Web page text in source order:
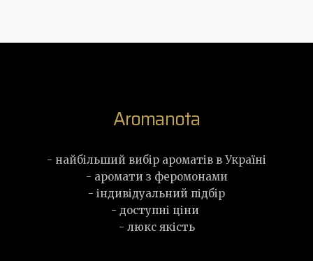
Aromanota
- найбільший вибір ароматів в Україні
- аромати з феромонами
- індивідуальний підбір
- доступні ціни
- люкс якість